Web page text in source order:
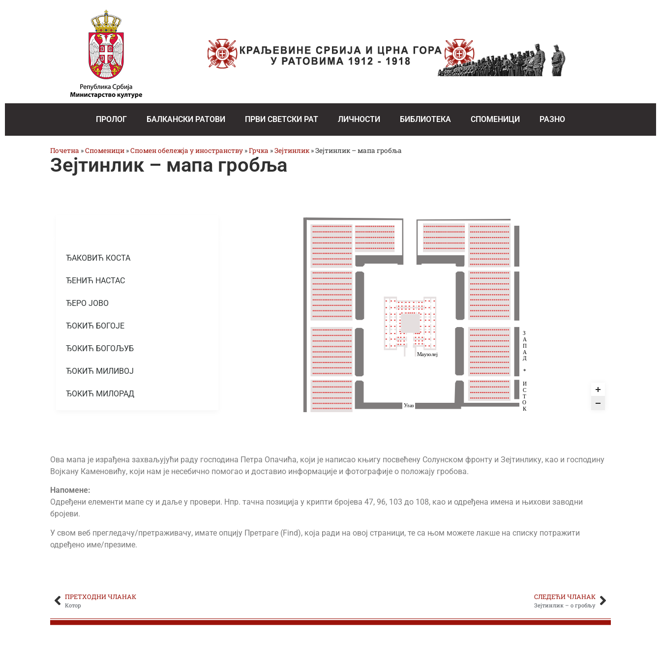
ПРОЛОГ БАЛКАНСКИ РАТОВИ ПРВИ СВЕТСКИ РАТ ЛИЧНОСТИ БИБЛИОТЕКА СПОМЕНИЦИ РАЗНО
Почетна »Споменици »Спомен обележја у иностранству »Грчка »Зејтинлик »Зејтинлик – мапа гробља
Зејтинлик – мапа гробља
З
А
П
А
Д
*
И
С
Т
О
К
Улаз
Маузолеј
ЂАКОВИЋ КОСТА
ЂЕНИЋ НАСТАС
ЂЕРО ЈОВО
ЂОКИЋ БОГОЈЕ
ЂОКИЋ БОГОЉУБ
ЂОКИЋ МИЛИВОЈ
ЂОКИЋ МИЛОРАД
ЂОКИЋ ОБРАД
ЂОКИЋ-ЂУРИЋ ДРАГУТИН
ЂОКОВИЋ МИЛАН
ЂОРЂЕВИЋ АЛЕКСА
ЂОРЂЕВИЋ ДРАГОСЛАВ
ЂОРЂЕВИЋ ЖИВКО
Ова мапа је израђена захваљујући раду господина Петра Опачића, који је написао књигу посвећену Солунском фронту и Зејтинлику, као и господину
Војкану Каменовићу, који нам је несебично помогао и доставио информације и фотографије о положају гробова.
Напоменe:
Одређени елементи мапе су и даље у провери. Нпр. тачна позиција у крипти бројева 47, 96, 103 до 108, као и одређена имена и њихови заводни
бројеви.
У свом веб прегледачу/претраживачу, имате опцију Претраге (Find), која ради на овој страници, те са њом можете лакше на списку потражити
одређено име/презиме.
ПРЕТХОДНИ ЧЛАНАК
Котор
СЛЕДЕЋИ ЧЛАНАК
Зејтинлик – о гробљу